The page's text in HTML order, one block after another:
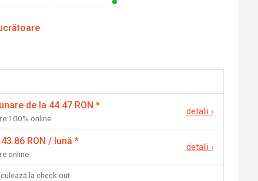
de la 44.47 RON *
100% online
detalii ›
RON / lună *
online
detalii ›
la check-out